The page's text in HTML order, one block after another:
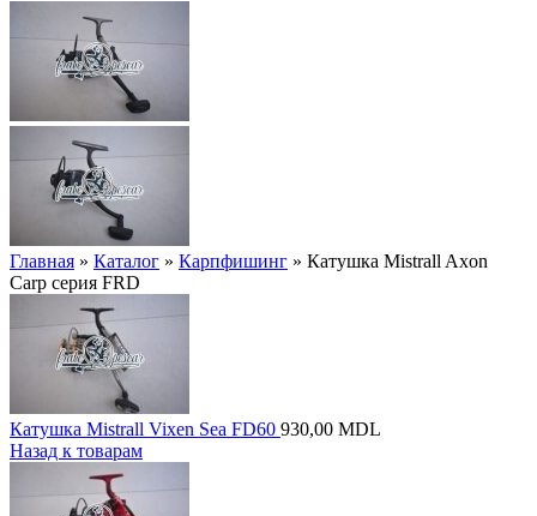
Главная » Каталог » Карпфишинг » Катушка Mistrall Axon
Carp серия FRD
Катушка Mistrall Vixen Sea FD60 930,00 MDL
Назад к товарам